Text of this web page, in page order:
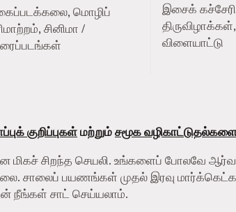
மொழிப்
சினிமா /
இசைக்
விளையாட்டு
குறிப்புகள்மற்றும்சமூக
மிகச் சிறந்த செயலி. உங்களைப் போலவே
சாலைப் பயணங்கள் முதல் இரவு
நீங்கள் சாட் செய்யலாம்.